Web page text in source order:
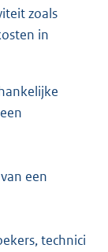
zoals
in
een
technici